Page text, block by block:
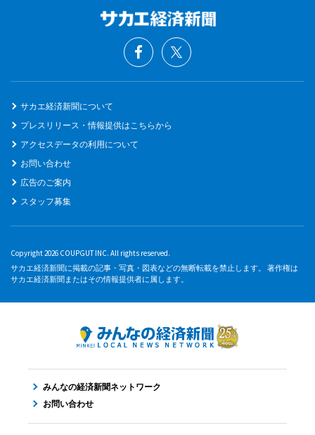
サカエ経済新聞について
プレスリリース・情報提供はこちらから
アクセスデータの利用について
お問い合わせ
広告のご案内
スタッフ募集
Copyright 2026 COUPGUT INC. All rights reserved.
サカエ経済新聞に掲載の記事・写真・図表などの無断転載を禁止します。 著作権は
サカエ経済新聞またはその情報提供者に属します。
みんなの経済新聞ネットワーク
お問い合わせ